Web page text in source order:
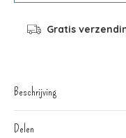
Gratis
Beschrijving
Delen